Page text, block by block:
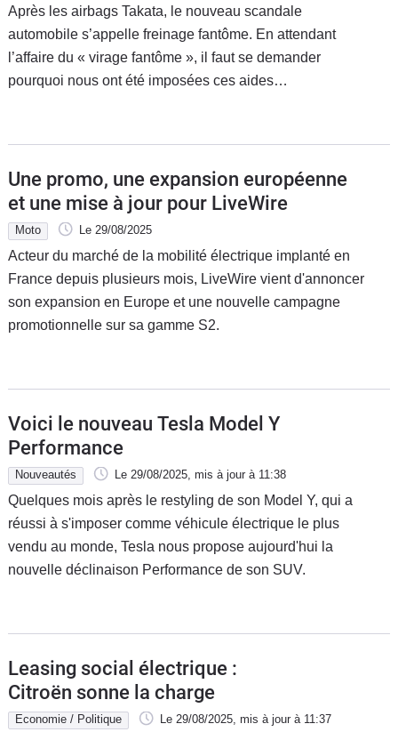
Après les airbags Takata, le nouveau scandale
automobile s’appelle freinage fantôme. En attendant
l’affaire du « virage fantôme », il faut se demander
pourquoi nous ont été imposées ces aides…
Une promo, une expansion européenne
et une mise à jour pour LiveWire
Moto Le 29/08/2025
Acteur du marché de la mobilité électrique implanté en
France depuis plusieurs mois, LiveWire vient d'annoncer
son expansion en Europe et une nouvelle campagne
promotionnelle sur sa gamme S2.
Voici le nouveau Tesla Model Y
Performance
Nouveautés Le 29/08/2025, mis à jour à 11:38
Quelques mois après le restyling de son Model Y, qui a
réussi à s'imposer comme véhicule électrique le plus
vendu au monde, Tesla nous propose aujourd'hui la
nouvelle déclinaison Performance de son SUV.
Leasing social électrique :
Citroën sonne la charge
Economie / Politique Le 29/08/2025, mis à jour à 11:37